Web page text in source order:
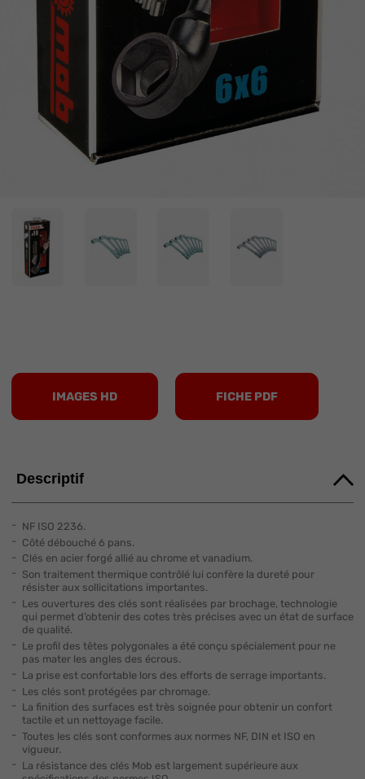
IMAGES HD FICHE PDF
Descriptif
NF ISO 2236.
Côté débouché 6 pans.
Clés en acier forgé allié au chrome et vanadium.
Son traitement thermique contrôlé lui confère la dureté pour
résister aux sollicitations importantes.
Les ouvertures des clés sont réalisées par brochage, technologie
qui permet d’obtenir des cotes très précises avec un état de surface
de qualité.
Le profil des têtes polygonales a été conçu spécialement pour ne
pas mater les angles des écrous.
La prise est confortable lors des efforts de serrage importants.
Les clés sont protégées par chromage.
La finition des surfaces est très soignée pour obtenir un confort
tactile et un nettoyage facile.
Toutes les clés sont conformes aux normes NF, DIN et ISO en
vigueur.
La résistance des clés Mob est largement supérieure aux